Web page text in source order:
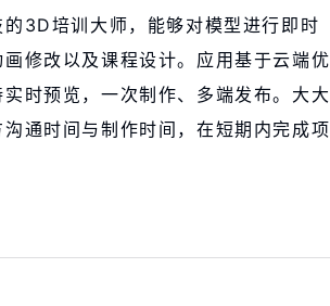
的3D培训大师，能够对模型进行即时
画修改以及课程设计。应用基于云端优
实时预览，一次制作、多端发布。大大
沟通时间与制作时间，在短期内完成项